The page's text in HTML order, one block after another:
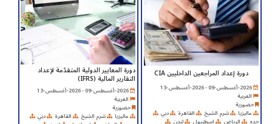
دورة إعداد المراجعين الداخليين CIA
2026-أغسطس-09 - 2026-أغسطس-13
العربية
حضورية
ماليزيا شرم الشيخ القاهرة دبي
جده الرياض اسطنبول لندن
دورة المعايير الدولية المتقدّمة لإعداد
التقارير المالية (IFRS)
2026-أغسطس-09 - 2026-أغسطس-13
العربية
حضورية
ماليزيا شرم الشيخ القاهرة دبي